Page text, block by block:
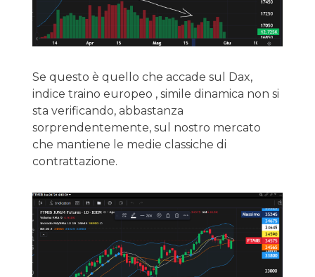
Se questo è quello che accade sul Dax,
indice traino europeo , simile dinamica non si
sta verificando, abbastanza
sorprendentemente, sul nostro mercato
che mantiene le medie classiche di
contrattazione.